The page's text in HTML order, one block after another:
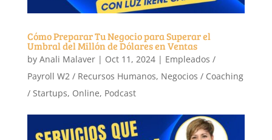
Cómo Preparar Tu Negocio para Superar el
Umbral del Millón de Dólares en Ventas
by Anali Malaver| Oct 11, 2024| Empleados /
Payroll W2 / Recursos Humanos, Negocios / Coaching
/ Startups, Online, Podcast